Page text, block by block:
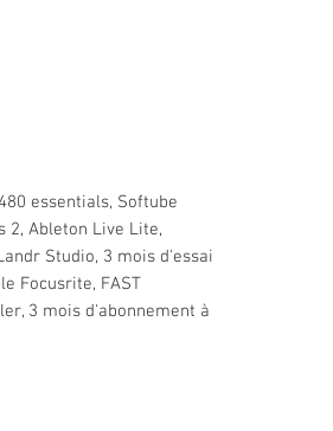
essentials, Softube
2, Ableton Live Lite,
Studio, 3 mois d'essai
Focusrite, FAST
3 mois d'abonnement à